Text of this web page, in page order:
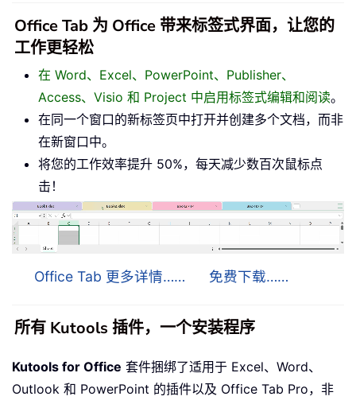
Office Tab 为 Office 带来标签式界面，让您的
工作更轻松
在 Word、Excel、PowerPoint、Publisher、
Access、Visio 和 Project 中启用标签式编辑和阅读。
在同一个窗口的新标签页中打开并创建多个文档，而非
在新窗口中。
将您的工作效率提升 50%，每天减少数百次鼠标点
击！
Office Tab 更多详情…… 免费下载……
所有 Kutools 插件，一个安装程序
Kutools for Office 套件捆绑了适用于 Excel、Word、
Outlook 和 PowerPoint 的插件以及 Office Tab Pro，非